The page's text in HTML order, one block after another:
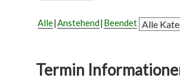
Alle Anstehend Beendet
Termin